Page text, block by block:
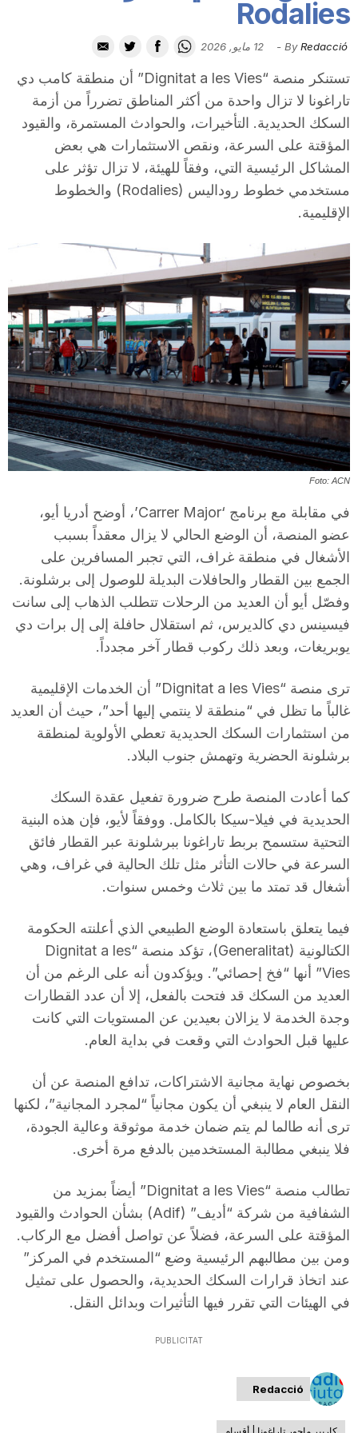
a
t
e
T
a
a
g
n
Rodalies
By Redacció
- 12 مايو, 2026
تستنكر منصة “Dignitat a les Vies” أن منطقة كامب دي
تاراغونا لا تزال واحدة من أكثر المناطق تضرراً من أزمة
السكك الحديدية. التأخيرات، والحوادث المستمرة، والقيود
المؤقتة على السرعة، ونقص الاستثمارات هي بعض
المشاكل الرئيسية التي، وفقاً للهيئة، لا تزال تؤثر على
مستخدمي خطوط روداليس (Rodalies) والخطوط
الإقليمية.
Foto: ACN
في مقابلة مع برنامج ‘Carrer Major’، أوضح أدريا أيو،
عضو المنصة، أن الوضع الحالي لا يزال معقداً بسبب
الأشغال في منطقة غراف، التي تجبر المسافرين على
الجمع بين القطار والحافلات البديلة للوصول إلى برشلونة.
وفصّل أيو أن العديد من الرحلات تتطلب الذهاب إلى سانت
فيسينس دي كالديرس، ثم استقلال حافلة إلى إل برات دي
يوبريغات، وبعد ذلك ركوب قطار آخر مجدداً.
ترى منصة “Dignitat a les Vies” أن الخدمات الإقليمية
غالباً ما تظل في “منطقة لا ينتمي إليها أحد”، حيث أن العديد
من استثمارات السكك الحديدية تعطي الأولوية لمنطقة
برشلونة الحضرية وتهمش جنوب البلاد.
كما أعادت المنصة طرح ضرورة تفعيل عقدة السكك
الحديدية في فيلا-سيكا بالكامل. ووفقاً لأيو، فإن هذه البنية
التحتية ستسمح بربط تاراغونا ببرشلونة عبر القطار فائق
السرعة في حالات التأثر مثل تلك الحالية في غراف، وهي
أشغال قد تمتد ما بين ثلاث وخمس سنوات.
فيما يتعلق باستعادة الوضع الطبيعي الذي أعلنته الحكومة
الكتالونية (Generalitat)، تؤكد منصة “Dignitat a les
Vies” أنها “فخ إحصائي”. ويؤكدون أنه على الرغم من أن
العديد من السكك قد فتحت بالفعل، إلا أن عدد القطارات
وجدة الخدمة لا يزالان بعيدين عن المستويات التي كانت
عليها قبل الحوادث التي وقعت في بداية العام.
بخصوص نهاية مجانية الاشتراكات، تدافع المنصة عن أن
النقل العام لا ينبغي أن يكون مجانياً “لمجرد المجانية”، لكنها
ترى أنه طالما لم يتم ضمان خدمة موثوقة وعالية الجودة،
فلا ينبغي مطالبة المستخدمين بالدفع مرة أخرى.
تطالب منصة “Dignitat a les Vies” أيضاً بمزيد من
الشفافية من شركة “أديف” (Adif) بشأن الحوادث والقيود
المؤقتة على السرعة، فضلاً عن تواصل أفضل مع الركاب.
ومن بين مطالبهم الرئيسية وضع “المستخدم في المركز”
عند اتخاذ قرارات السكك الحديدية، والحصول على تمثيل
في الهيئات التي تقرر فيها التأثيرات وبدائل النقل.
PUBLICITAT
Redacció